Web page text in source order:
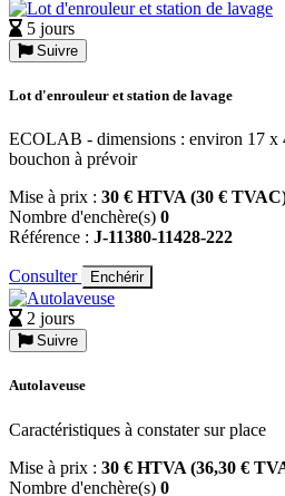
5 jours
Suivre
Lot d'enrouleur et station de lavage
ECOLAB - dimensions : environ 17 x
bouchon à prévoir
Mise à prix : 30 € HTVA (30 €
Nombre d'enchère(s) 0
Référence : J-11380-11428-222
Consulter Enchérir
2 jours
Suivre
Autolaveuse
Caractéristiques à constater sur place
Mise à prix : 30 € HTVA (36,30 €
Nombre d'enchère(s) 0